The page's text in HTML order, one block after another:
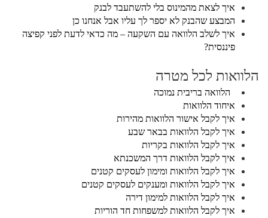
איך לצאת מהמינוס בלי להשתעבד לבנק
המבצע שהבנק לא יספר לך עליו אבל אנחנו כן
איך לשלב הלוואה עם השקעה – מה כדאי לדעת לפני קפיצה
פיננסית?
הלוואות לכל מטרה
הלוואה בריבית נמוכה
איחוד הלוואות
איך לקבל אישור הלוואות מהירות
איך לקבל הלוואות בבאר שבע
איך לקבל הלוואות בקריות
איך לקבל הלוואות דרך המשכנתא
איך לקבל הלוואות ומימון לעסקים קטנים
איך לקבל הלוואות ומענקים לעסקים קטנים
איך לקבל הלוואות למימון דירה
איך לקבל הלוואות למשפחות חד הוריות